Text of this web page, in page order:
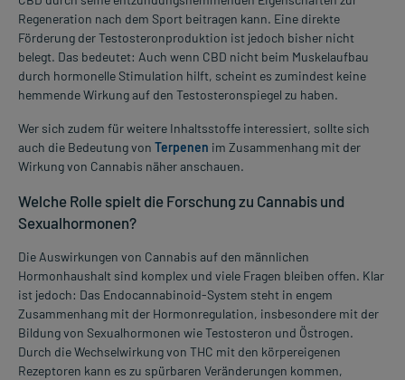
Regeneration nach dem Sport beitragen kann. Eine direkte
Förderung der Testosteronproduktion ist jedoch bisher nicht
belegt. Das bedeutet: Auch wenn CBD nicht beim Muskelaufbau
durch hormonelle Stimulation hilft, scheint es zumindest keine
hemmende Wirkung auf den Testosteronspiegel zu haben.
Wer sich zudem für weitere Inhaltsstoffe interessiert, sollte sich
auch die Bedeutung von Terpenen im Zusammenhang mit der
Wirkung von Cannabis näher anschauen.
Welche Rolle spielt die Forschung zu Cannabis und
Sexualhormonen?
Die Auswirkungen von Cannabis auf den männlichen
Hormonhaushalt sind komplex und viele Fragen bleiben offen. Klar
ist jedoch: Das Endocannabinoid-System steht in engem
Zusammenhang mit der Hormonregulation, insbesondere mit der
Bildung von Sexualhormonen wie Testosteron und Östrogen.
Durch die Wechselwirkung von THC mit den körpereigenen
Rezeptoren kann es zu spürbaren Veränderungen kommen,